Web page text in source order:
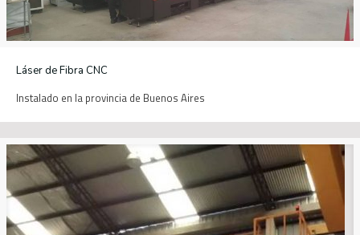
Láser de Fibra CNC
Instalado en la provincia de Buenos Aires